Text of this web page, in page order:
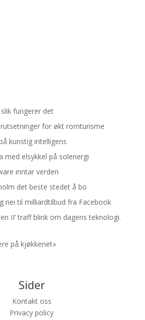
fungerer det
for økt romturisme
kunstig intelligens
med elsykkel på solenergi
inntar verden
det beste stedet å bo
nei til milliardtilbud fra Facebook
II’ traff blink om dagens teknologi.
på kjøkkenet»
Sider
Kontakt oss
Privacy policy